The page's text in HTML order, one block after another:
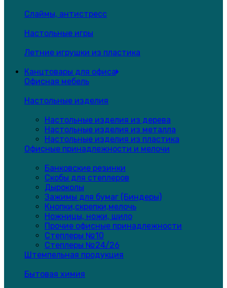
Слаймы, антистресс
Настольные игры
Летние игрушки из пластика
Канцтовары для офиса
Офисная мебель
Настольные изделия
Настольные изделия из дерева
Настольные изделия из металла
Настольные изделия из пластика
Офисные принадлежности и мелочи
Банковские резинки
Скобы для степлеров
Дыроколы
Зажимы для бумаг (Биндеры)
Кнопки,скрепки,мелочь
Ножницы, ножи, шило
Прочие офисные принадлежности
Степлеры №10
Степлеры №24/26
Штемпельная продукция
Бытовая химия